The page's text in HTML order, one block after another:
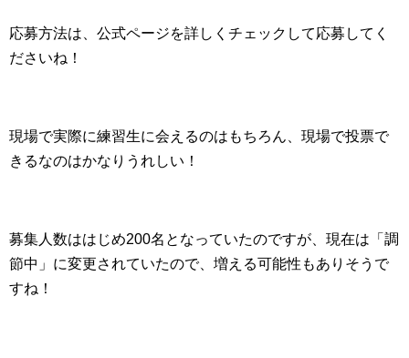
応募方法は、公式ページを詳しくチェックして応募してく
ださいね！
現場で実際に練習生に会えるのはもちろん、現場で投票で
きるなのはかなりうれしい！
募集人数ははじめ200名となっていたのですが、現在は「調
節中」に変更されていたので、増える可能性もありそうで
すね！